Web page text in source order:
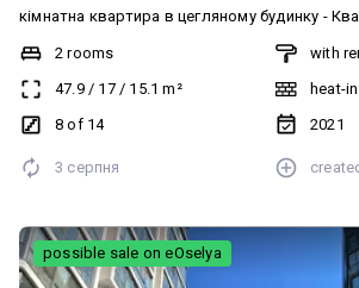
кімнатна квартира в цегляному будинку -
мебльована - Має необхідну техніку - Поверх:
площа: 47.9м² - Площа кухні: 15,1 м² (кухня/
спальні - Металопластикові панорамні вікна. За
інформацією телефонуйте за номером
2 rooms
47.9/ 17/ 15.1 m²
8 of 14
with
heat-
2021
3 серпня
possible sale on eOselya